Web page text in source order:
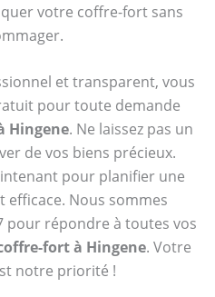
votre coffre-fort sans
et transparent, vous
pour toute demande
Hingene. Ne laissez pas un
de vos biens précieux.
pour planifier une
Nous sommes
pour répondre à toutes vos
fort à Hingene. Votre
notre priorité !